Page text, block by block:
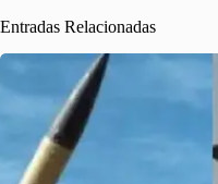
Entradas Relacionadas